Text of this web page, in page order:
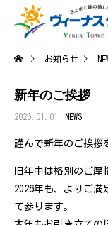
お知らせ
新年のご挨拶
2026.01.01 NEWS
謹んで新年のご挨拶
旧年中は格別のご厚
2026年も、よりご
て参ります。